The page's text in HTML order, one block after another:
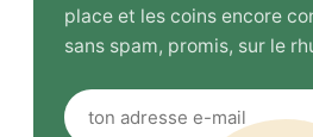
place et les coins encore
sans spam, promis, sur le